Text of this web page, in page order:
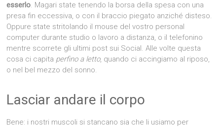
esserlo. Magari state tenendo la borsa della spesa con una
presa fin eccessiva, o con il braccio piegato anziché disteso.
Oppure state stritolando il mouse del vostro personal
computer durante studio o lavoro a distanza, o il telefonino
mentre scorrete gli ultimi post sui Social. Alle volte questa
cosa ci capita perfino a letto, quando ci accingiamo al riposo,
o nel bel mezzo del sonno.
Lasciar andare il corpo
Bene: i nostri muscoli si stancano sia che li usiamo per